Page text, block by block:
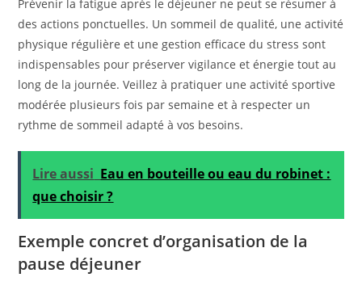
Prévenir la fatigue après le déjeuner ne peut se résumer à
des actions ponctuelles. Un sommeil de qualité, une activité
physique régulière et une gestion efficace du stress sont
indispensables pour préserver vigilance et énergie tout au
long de la journée. Veillez à pratiquer une activité sportive
modérée plusieurs fois par semaine et à respecter un
rythme de sommeil adapté à vos besoins.
Lire aussi Eau en bouteille ou eau du robinet :
que choisir ?
Exemple concret d’organisation de la
pause déjeuner